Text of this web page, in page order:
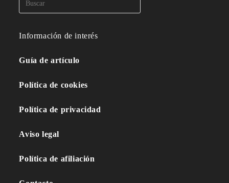
Información de interés
Guía de artículo
Política de cookies
Política de privacidad
Aviso legal
Política de afiliación